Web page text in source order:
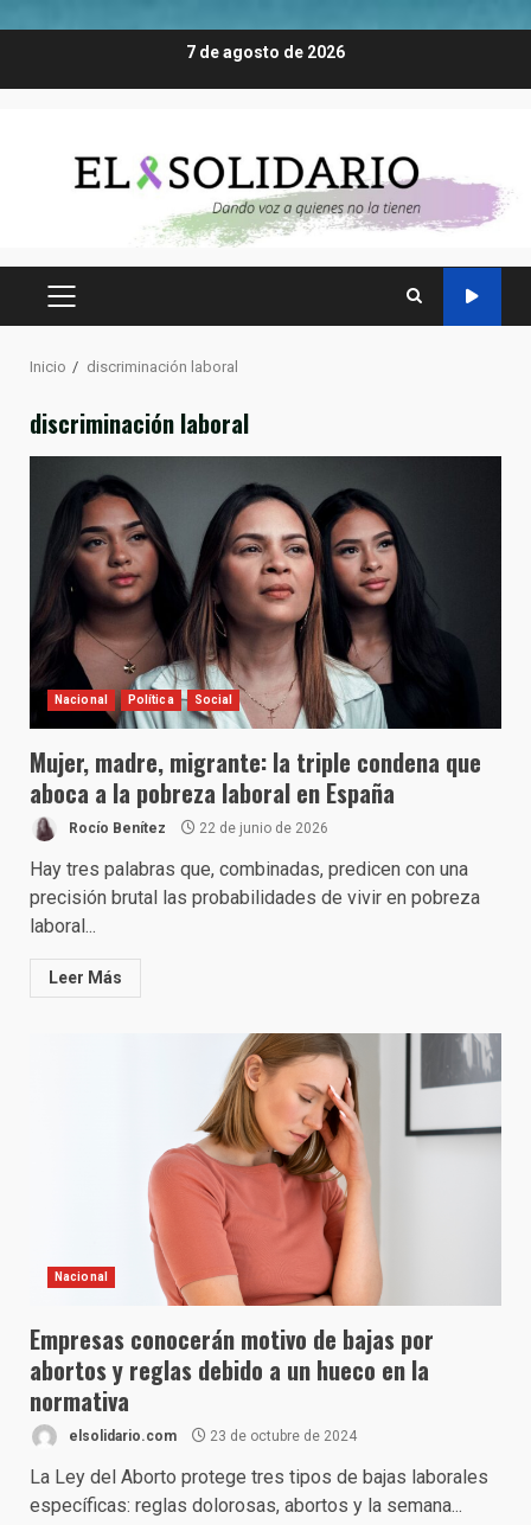
7 de agosto de 2026
MENÚ
Inicio discriminación laboral
discriminación laboral
Nacional Política Social
Mujer, madre, migrante: la triple condena que
aboca a la pobreza laboral en España
Rocío Benítez 22 de junio de 2026
Hay tres palabras que, combinadas, predicen con una
precisión brutal las probabilidades de vivir en pobreza
laboral...
Leer Más
Nacional
Empresas conocerán motivo de bajas por
abortos y reglas debido a un hueco en la
normativa
elsolidario.com 23 de octubre de 2024
La Ley del Aborto protege tres tipos de bajas laborales
específicas: reglas dolorosas, abortos y la semana...